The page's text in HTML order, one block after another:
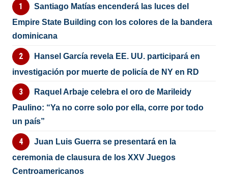
Santiago Matías encenderá las luces del
Empire State Building con los colores de la bandera
dominicana
Hansel García revela EE. UU. participará en
investigación por muerte de policía de NY en RD
Raquel Arbaje celebra el oro de Marileidy
Paulino: “Ya no corre solo por ella, corre por todo
un país”
Juan Luis Guerra se presentará en la
ceremonia de clausura de los XXV Juegos
Centroamericanos